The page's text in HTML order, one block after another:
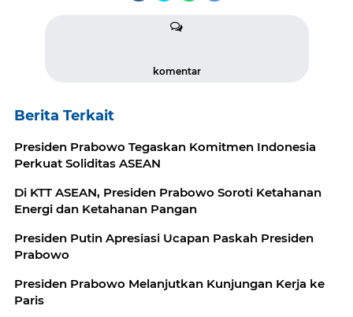
komentar
Berita Terkait
Presiden Prabowo Tegaskan Komitmen Indonesia
Perkuat Soliditas ASEAN
Di KTT ASEAN, Presiden Prabowo Soroti Ketahanan
Energi dan Ketahanan Pangan
Presiden Putin Apresiasi Ucapan Paskah Presiden
Prabowo
Presiden Prabowo Melanjutkan Kunjungan Kerja ke
Paris